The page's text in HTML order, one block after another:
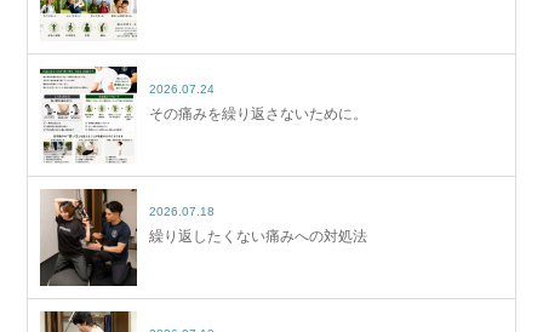
2026.07.24
その痛みを繰り返さないために。
2026.07.18
繰り返したくない痛みへの対処法